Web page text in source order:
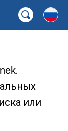
.
или